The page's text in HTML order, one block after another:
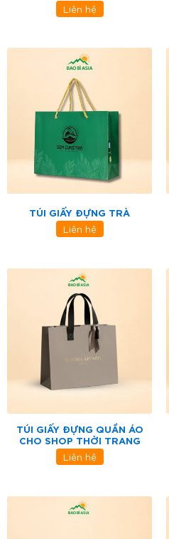
Liên hệ
TÚI GIẤY ĐỰNG TRÀ
Liên hệ
TÚI GIẤY ĐỰNG QUẦN ÁO
CHO SHOP THỜI TRANG
Liên hệ